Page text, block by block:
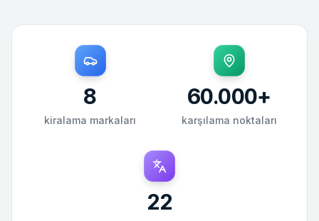
8
kiralama markaları
60.000+
karşılama noktaları
22